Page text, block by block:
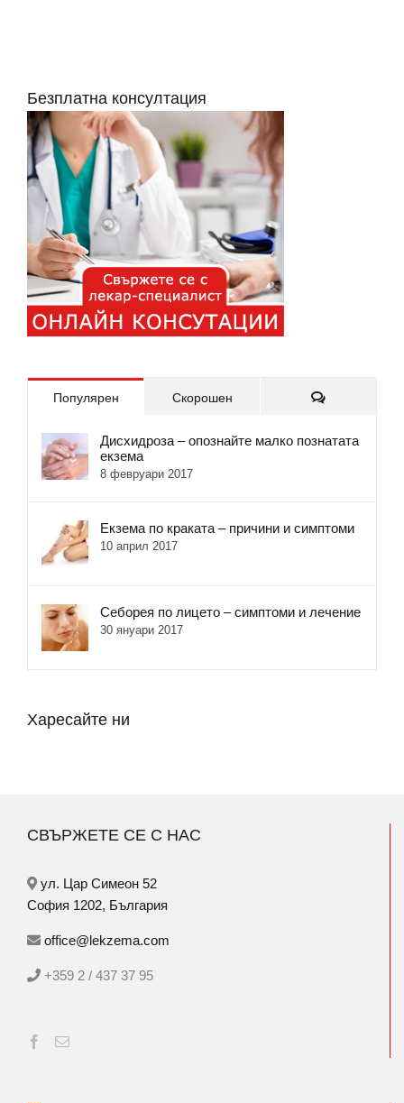
Безплатна консултация
Популярен Скорошен Коментари
Дисхидроза – опознайте малко познатата
екзема
8 февруари 2017
Екзема по краката – причини и симптоми
10 април 2017
Себорея по лицето – симптоми и лечение
30 януари 2017
Харесайте ни
СВЪРЖЕТЕ СЕ С НАС
ул. Цар Симеон 52
София 1202, България
office@lekzema.com
+359 2 / 437 37 95